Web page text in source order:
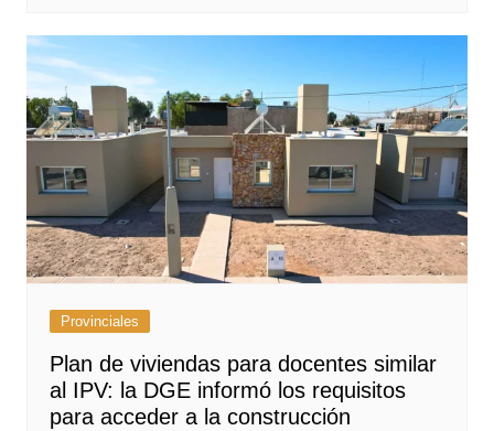
Provinciales
Plan de viviendas para docentes similar
al IPV: la DGE informó los requisitos
para acceder a la construcción